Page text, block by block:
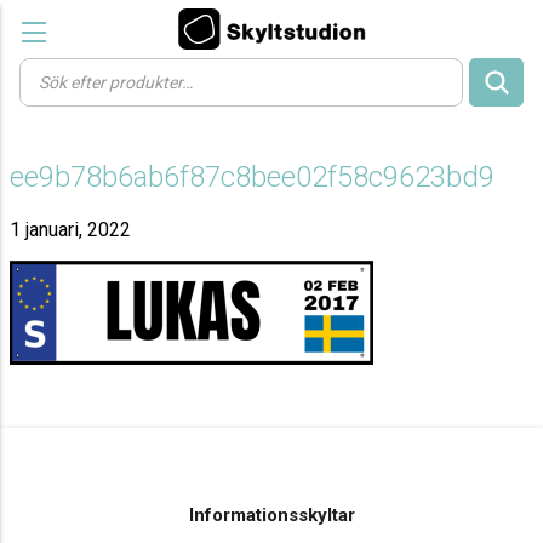
Products
search
ee9b78b6ab6f87c8bee02f58c9623bd9
1 januari, 2022
Informationsskyltar